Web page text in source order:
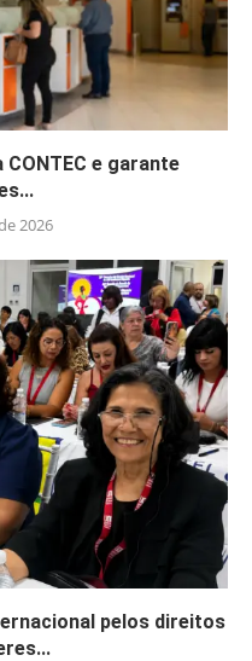
e garante
2026
pelos direitos